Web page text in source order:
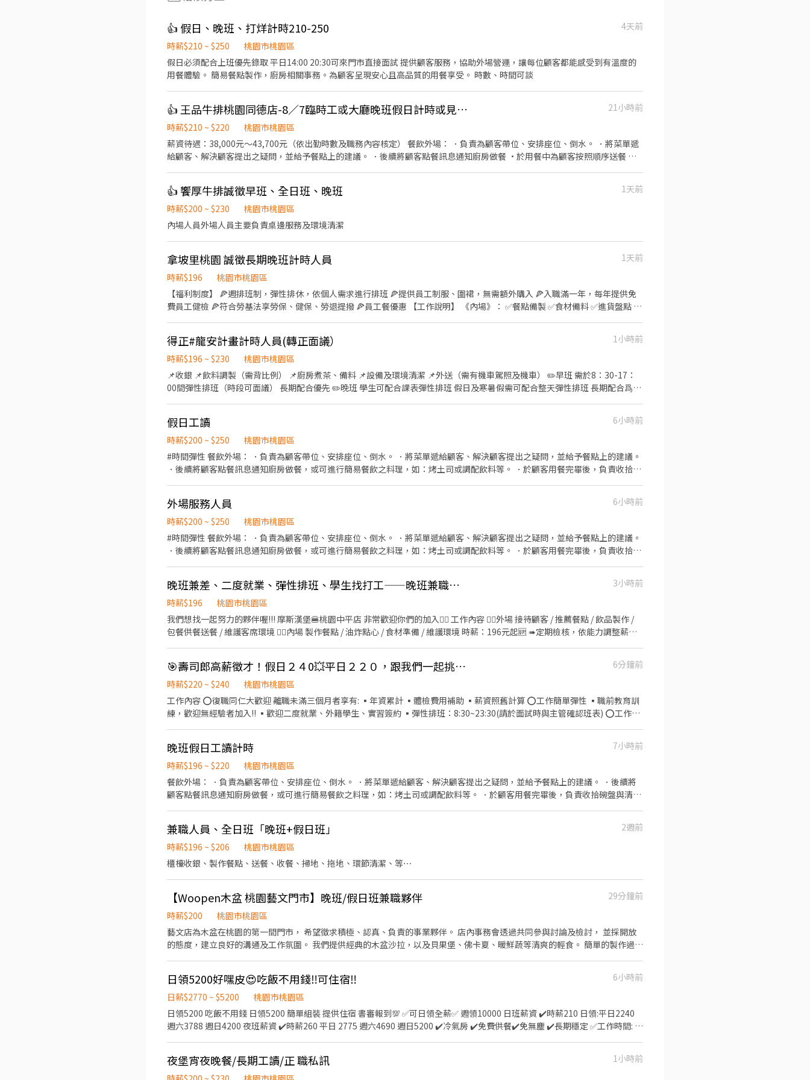
👍 假日、晚班、打烊計時210-250
4天前
時薪$210 ~ $250
桃園市桃園區
假日必須配合上班優先錄取 平日14:00 20:30可來門市直接面試 提供顧客服務，協助外場營運，讓每位顧客都能感受到有溫度的
用餐體驗。 簡易餐點製作，廚房相關事務。為顧客呈現安心且高品質的用餐享受。 時數、時間可談
👍 王品牛排桃園同德店-8／7臨時工或大廳晚班假日計時或見習襄理可內洽詳談
21小時前
時薪$210 ~ $220
桃園市桃園區
薪資待遇：38,000元～43,700元（依出勤時數及職務內容核定） 餐飲外場： ．負責為顧客帶位、安排座位、倒水。 ．將菜單遞
給顧客、解決顧客提出之疑問，並給予餐點上的建議。 ．後續將顧客點餐訊息通知廚房做餐 ·於用餐中為顧客按照順序送餐 ．
👍 饗厚牛排誠徵早班、全日班、晚班
1天前
時薪$200 ~ $230
桃園市桃園區
內場人員外場人員主要負責桌邊服務及環境清潔
拿坡里桃園 誠徵長期晚班計時人員
1天前
時薪$196
桃園市桃園區
【福利制度】 🍕週排班制，彈性排休，依個人需求進行排班 🍕提供員工制服、圍裙，無需額外購入 🍕入職滿一年，每年提供免
費員工健檢 🍕符合勞基法享勞保、健保、勞退提撥 🍕員工餐優惠 【工作說明】 《內場》： ✅餐點備製 ✅食材備料 ✅進貨盤點 ✅
得正#龍安計畫計時人員(轉正面議）
1小時前
時薪$196 ~ $230
桃園市桃園區
📌收銀 📌飲料調製（需背比例） 📌廚房煮茶、備料 📌設備及環境清潔 📌外送（需有機車駕照及機車） ✏️早班 需於8：30-17：
00間彈性排班（時段可面議） 長期配合優先 ✏️晚班 學生可配合課表彈性排班 假日及寒暑假需可配合整天彈性排班 長期配合爲優
假日工讀
6小時前
時薪$200 ~ $250
桃園市桃園區
#時間彈性 餐飲外場： ．負責為顧客帶位、安排座位、倒水。 ．將菜單遞給顧客、解決顧客提出之疑問，並給予餐點上的建議。
．後續將顧客點餐訊息通知廚房做餐，或可進行簡易餐飲之料理，如：烤土司或調配飲料等。 ．於顧客用餐完畢後，負責收拾碗
的容量與重量。 ．負責擺盤、打包外帶服務。
外場服務人員
6小時前
時薪$200 ~ $250
桃園市桃園區
#時間彈性 餐飲外場： ．負責為顧客帶位、安排座位、倒水。 ．將菜單遞給顧客、解決顧客提出之疑問，並給予餐點上的建議。
．後續將顧客點餐訊息通知廚房做餐，或可進行簡易餐飲之料理，如：烤土司或調配飲料等。 ．於顧客用餐完畢後，負責收拾碗
晚班兼差、二度就業、彈性排班、學生找打工——晚班兼職夥伴
3小時前
時薪$196
桃園市桃園區
我們想找一起努力的夥伴喔!!! 摩斯漢堡🍔桃園中平店 非常歡迎你們的加入❤️‍🔥 工作內容 ❤️‍🔥外場 接待顧客 / 推薦餐點 / 飲品製作 /
包餐供餐送餐 / 維護客席環境 ❤️‍🔥內場 製作餐點 / 油炸點心 / 食材準備 / 維護環境 時薪：196元起🆙 ➠定期檢核，依能力調整薪資
一筆年終可以領 ▪️透明且完整的升遷制度 🎈徵求時段參考 ➖直接說出你可以的時間就對了 15:00-23:00 、16:00-23:00 17:00-
23:00、18:00-23:00 有意願面試 || 可詳細詢問 || 時間皆可議 🫶🏻入職前需準備🫶🏻 ✔️半年內的一般體檢+供膳體檢 ✔️郵政 / 台新
本人帳戶 🎈我們都非常期待你的加入哦🎈
🎯壽司郎高薪徵才！假日２４0💥平日２２０，跟我們一起挑戰更高薪！【桃園國際路店】
6分鐘前
時薪$220 ~ $240
桃園市桃園區
工作內容 ⭕復職同仁大歡迎 離職未滿三個月者享有: ▪年資累計 ▪體檢費用補助 ▪薪資照舊計算 ⭕工作簡單彈性 ▪職前教育訓
練，歡迎無經驗者加入!! ▪歡迎二度就業、外籍學生、實習簽約 ▪彈性排班：8:30~23:30(請於面試時與主管確認班表) ⭕工作內
▪「以人為本」注重團隊合作及交流，採納同仁的意見，提升參與感 ▪除學習到日本商業禮儀、衛生知識及專業的烹飪技巧，還
可接觸店鋪的經營管理，例如：成本控管及數據分析等專業知識 ▪升遷快速且制度完善，依努力及成果將有升遷加薪的機會 ▪
享有完善的福利制度，加班費為5分鐘為單位計算，重視員工的辛勤付出 ▪計畫拓展全台灣，讓更多人有機會品嚐美味平價壽
司，致力成為頂尖品牌 ⭕基本保障 ①加班費(以5分鐘為單位計算) ②勞保、健保、意外險 ③每月提撥勞工退休新制6% ④特休／
年假按照勞基法規定 ⑤颱風天出勤津貼補助 ⑥員工店內用餐折扣 ⑦提供員工制服 ⑧任職一年後提供免費健檢 ⭕其它 【實習相
關】 歡迎餐飲相關科系實習生 福利制度完善，提供加班費 時薪制契約，薪資以該任職店鋪時薪為主 【介紹制度】 歡迎介紹親朋
好友一同任職，介紹獎金拿不完 依介紹職位及任職期間不同，發放3000~5000元介紹獎金
晚班假日工讀計時
7小時前
時薪$196 ~ $220
桃園市桃園區
餐飲外場： ．負責為顧客帶位、安排座位、倒水。 ．將菜單遞給顧客、解決顧客提出之疑問，並給予餐點上的建議。 ．後續將
顧客點餐訊息通知廚房做餐，或可進行簡易餐飲之料理，如：烤土司或調配飲料等。 ．於顧客用餐完畢後，負責收拾碗盤與清理
重量。 ．負責擺盤、打包外帶服務。
兼職人員、全日班「晚班+假日班」
2週前
時薪$196 ~ $206
桃園市桃園區
櫃檯收銀、製作餐點、送餐、收餐、掃地、拖地、環節清潔、等⋯
【Woopen木盆 桃園藝文門市】晚班/假日班兼職夥伴
29分鐘前
時薪$200
桃園市桃園區
藝文店為木盆在桃園的第一間門市， 希望徵求積極、認真、負責的事業夥伴。 店內事務會透過共同參與討論及檢討， 並採開放
的態度，建立良好的溝通及工作氛圍。 我們提供經典的木盆沙拉，以及貝果堡、佛卡夏、暖鮮蔬等清爽的輕食。 簡單的製作過
日領5200好嘿皮😍吃飯不用錢‼️可住宿‼️
6小時前
日薪$2770 ~ $5200
桃園市桃園區
日領5200 吃飯不用錢 日領5200 簡單組裝 提供住宿 書審報到💯 ✅可日領全薪✅ 週領10000 日班薪資 ✔️時薪210 日領:平日2240
週六3788 週日4200 夜班薪資 ✔️時薪260 平日 2775 週六4690 週日5200 ✔️冷氣房 ✔️免費供餐✔️免無塵 ✔️長期穩定 ✅工作時間: 日
2776-5200 職缺福利 : 1.廠區福利社 2.勞健保團保 勞退6% 3.轉正後享年終/三節 4.上市櫃大公司跳板 5.員工休息室 提供豐富餐點
6.提供日領全薪服務 /周領服務 7.提供宿舍免押金直接入住 截圖加賴線上應徵❣️ 官方瀨：🔗 https://lin.ee/1PCBQOa 瀨ID:
夜堡宵夜晚餐/長期工讀/正 職私訊
1小時前